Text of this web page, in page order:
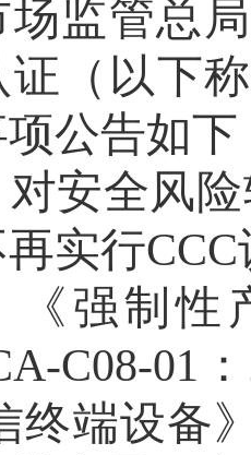
场监管总
证（以下称
公告如下
对安全风
实行CCC
《强制
C08-01 ：
终端设备